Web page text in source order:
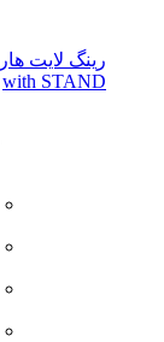
with STAND